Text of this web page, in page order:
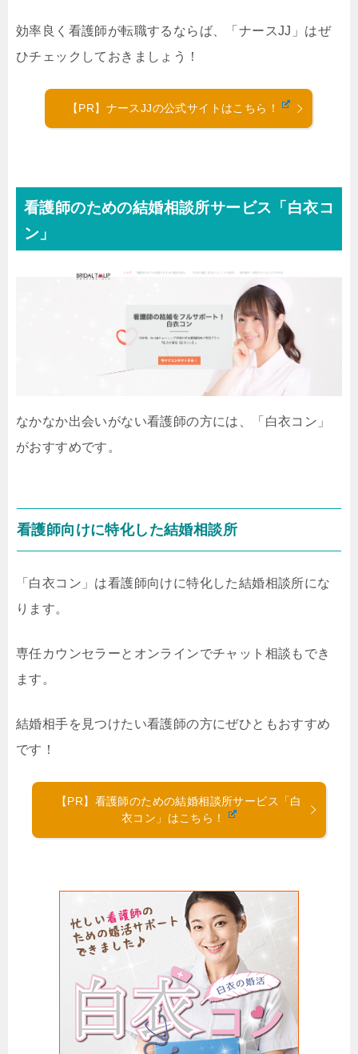
効率良く看護師が転職するならば、「ナースJJ」はぜ
ひチェックしておきましょう！
【PR】ナースJJの公式サイトはこちら！
看護師のための結婚相談所サービス「白衣コ
ン」
なかなか出会いがない看護師の方には、「白衣コン」
がおすすめです。
看護師向けに特化した結婚相談所
「白衣コン」は看護師向けに特化した結婚相談所にな
ります。
専任カウンセラーとオンラインでチャット相談もでき
ます。
結婚相手を見つけたい看護師の方にぜひともおすすめ
です！
【PR】看護師のための結婚相談所サービス「白
衣コン」はこちら！